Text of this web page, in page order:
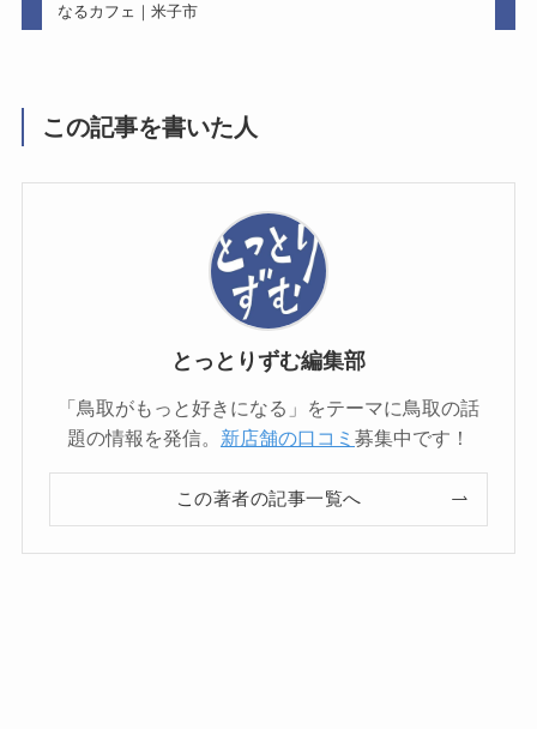
なるカフェ｜米子市
この記事を書いた人
とっとりずむ編集部
「鳥取がもっと好きになる」をテーマに鳥取の話
題の情報を発信。 新店舗の口コミ 募集中です！
この著者の記事一覧へ